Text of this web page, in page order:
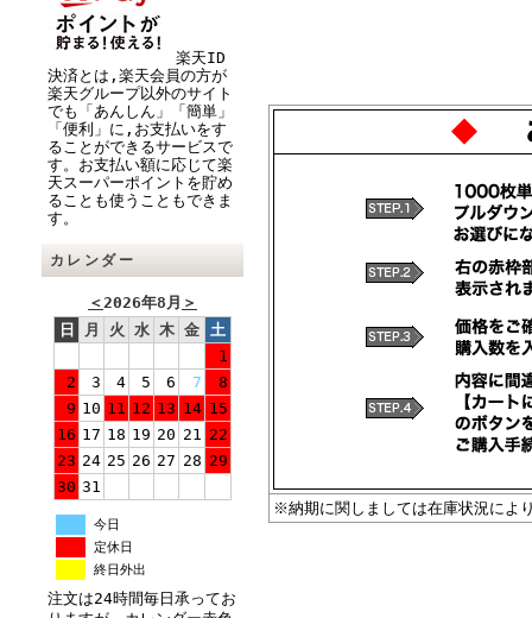
楽天ID
決済とは,楽天会員の方が
楽天グループ以外のサイト
でも「あんしん」「簡単」
「便利」に,お支払いをす
ることができるサービスで
す。お支払い額に応じて楽
天スーパーポイントを貯め
ることも使うこともできま
す。
カレンダー
＜2026年8月 ＞
日
月 火 水 木 金 土
1
2
3 4 5 6 7
8
9 10 11 12 13 14 15
16 17 18 19 20 21 22
23 24 25 26 27 28 29
30 31
今日
定休日
終日外出
注文は24時間毎日承ってお
※納期に関しましては在庫状況によ